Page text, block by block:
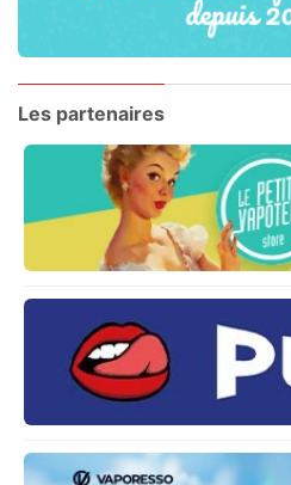
Les partenaires